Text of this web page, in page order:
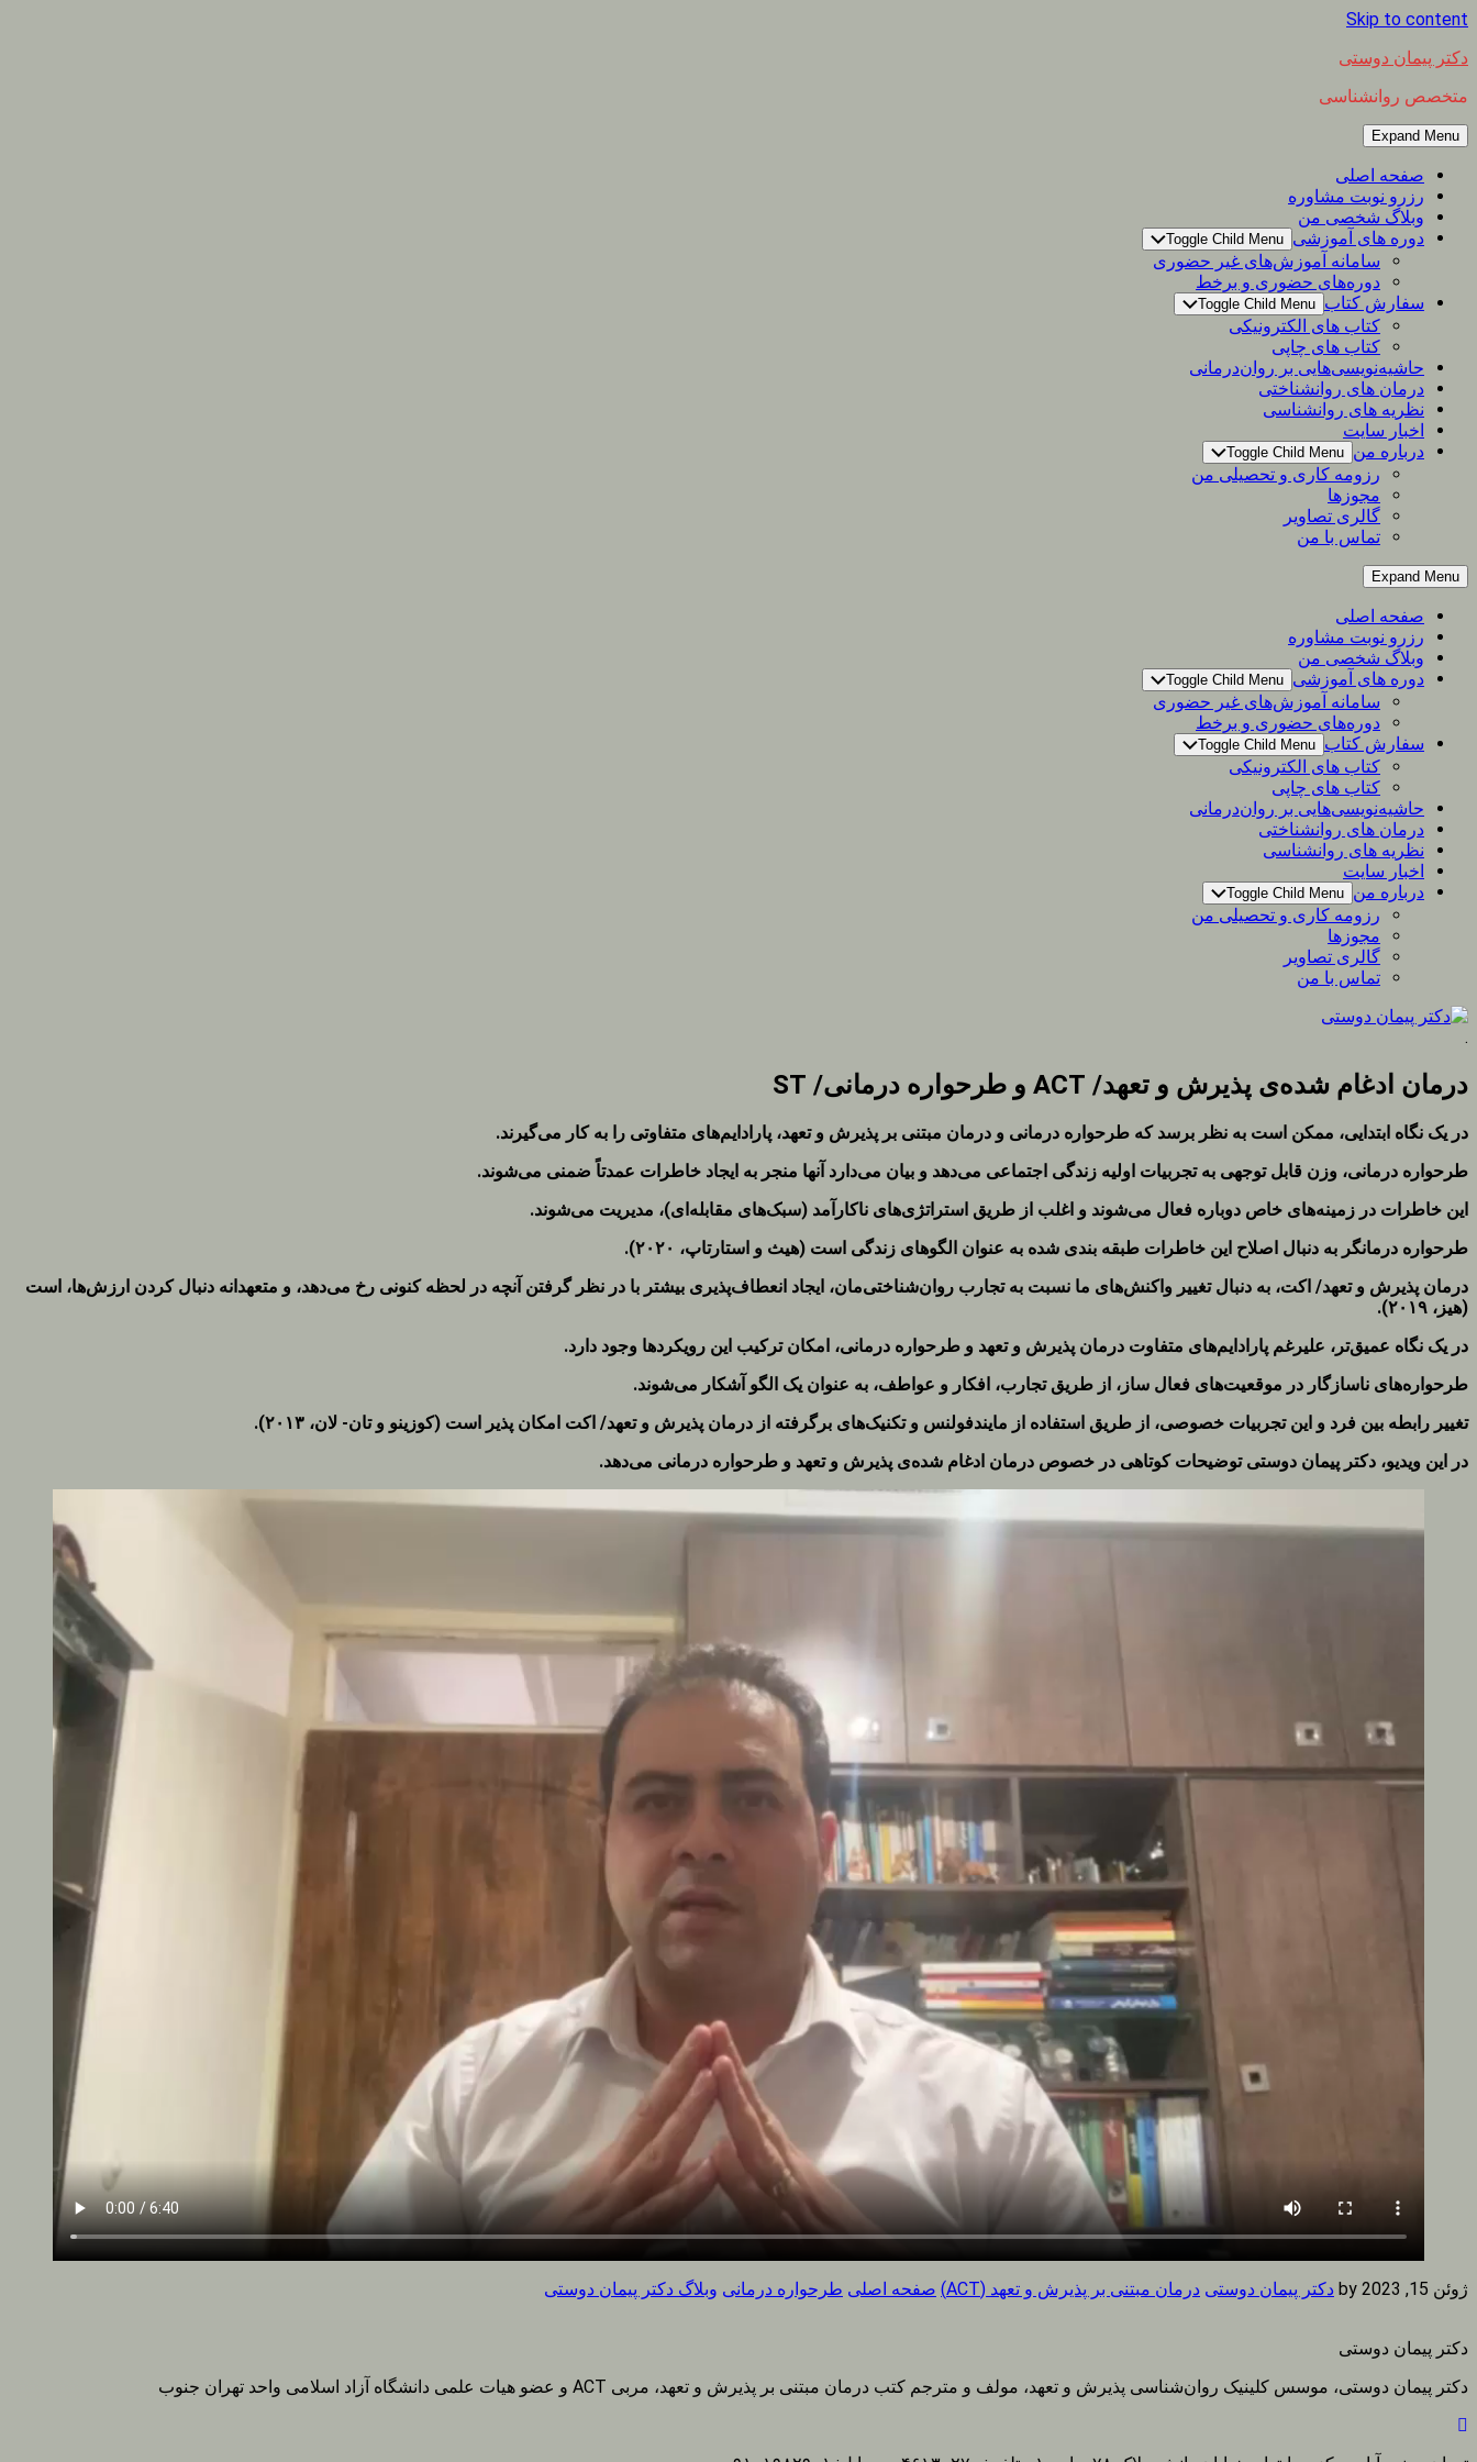
Skip to content
دکتر پیمان دوستی
متخصص روانشناسی
Expand Menu
صفحه اصلی
رزرو نوبت مشاوره
وبلاگ شخصی من
دوره های آموزشی Toggle Child Menu
سامانه آموزش‌های غیر حضوری
دوره‌های حضوری و برخط
سفارش کتاب Toggle Child Menu
کتاب های الکترونیکی
کتاب های چاپی
حاشیه‌نویسی‌هایی بر روان‌درمانی
درمان های روانشناختی
نظریه های روانشناسی
اخبار سایت
درباره من Toggle Child Menu
رزومه کاری و تحصیلی من
مجوزها
گالری تصاویر
تماس با من
Expand Menu
صفحه اصلی
رزرو نوبت مشاوره
وبلاگ شخصی من
دوره های آموزشی Toggle Child Menu
سامانه آموزش‌های غیر حضوری
دوره‌های حضوری و برخط
سفارش کتاب Toggle Child Menu
کتاب های الکترونیکی
کتاب های چاپی
حاشیه‌نویسی‌هایی بر روان‌درمانی
درمان های روانشناختی
نظریه های روانشناسی
اخبار سایت
درباره من Toggle Child Menu
رزومه کاری و تحصیلی من
مجوزها
گالری تصاویر
تماس با من
.
درمان ادغام شده‌ی پذیرش و تعهد/ ACT و طرحواره درمانی/ ST
در یک نگاه ابتدایی، ممکن است به نظر برسد که طرحواره درمانی و درمان مبتنی بر پذیرش و تعهد، پارادایم‌های متفاوتی را به کار می‌گیرند.
طرحواره درمانی، وزن قابل توجهی به تجربیات اولیه زندگی اجتماعی می‌دهد و بیان می‌دارد آنها منجر به ایجاد خاطرات عمدتاً ضمنی می‌شوند.
این خاطرات در زمینه‌های خاص دوباره فعال می‌شوند و اغلب از طریق استراتژی‌های ناکارآمد (سبک‌های مقابله‌ای)، مدیریت می‌شوند.
طرحواره درمانگر به دنبال اصلاح این خاطرات طبقه بندی شده به عنوان الگوهای زندگی است (هیث و استارتاپ، ۲۰۲۰).
درمان پذیرش و تعهد/ اکت، به دنبال تغییر واکنش‌های ما نسبت به تجارب روان‌شناختی‌مان، ایجاد انعطاف‌پذیری بیشتر با در نظر گرفتن آنچه در لحظه کنونی رخ می‌دهد، و متعهدانه دنبال کردن ارزش‌ها، است
(هیز، ۲۰۱۹).
در یک نگاه عمیق‌تر، علیرغم پارادایم‌های متفاوت درمان پذیرش و تعهد و طرحواره درمانی، امکان ترکیب این رویکردها وجود دارد.
طرحواره‌های ناسازگار در موقعیت‌های فعال ساز، از طریق تجارب، افکار و عواطف، به عنوان یک الگو آشکار می‌شوند.
تغییر رابطه بین فرد و این تجربیات خصوصی، از طریق استفاده از مایندفولنس و تکنیک‌های برگرفته از درمان پذیرش و تعهد/ اکت امکان پذیر است (کوزینو و تان- لان، ۲۰۱۳).
در این ویدیو، دکتر پیمان دوستی توضیحات کوتاهی در خصوص درمان ادغام شده‌ی پذیرش و تعهد و طرحواره درمانی می‌دهد.
ژوئن 15, 2023 by دکتر پیمان دوستی درمان مبتنی بر پذیرش و تعهد (ACT) صفحه اصلی طرحواره درمانی وبلاگ دکتر پیمان دوستی
دکتر پیمان دوستی
دکتر پیمان دوستی، موسس کلینیک روان‌شناسی پذیرش و تعهد، مولف و مترجم کتب درمان مبتنی بر پذیرش و تعهد، مربی ACT و عضو هیات علمی دانشگاه آزاد اسلامی واحد تهران جنوب